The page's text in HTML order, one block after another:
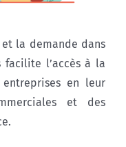
la demande dans
facilite l’accès à la
en leur
et des